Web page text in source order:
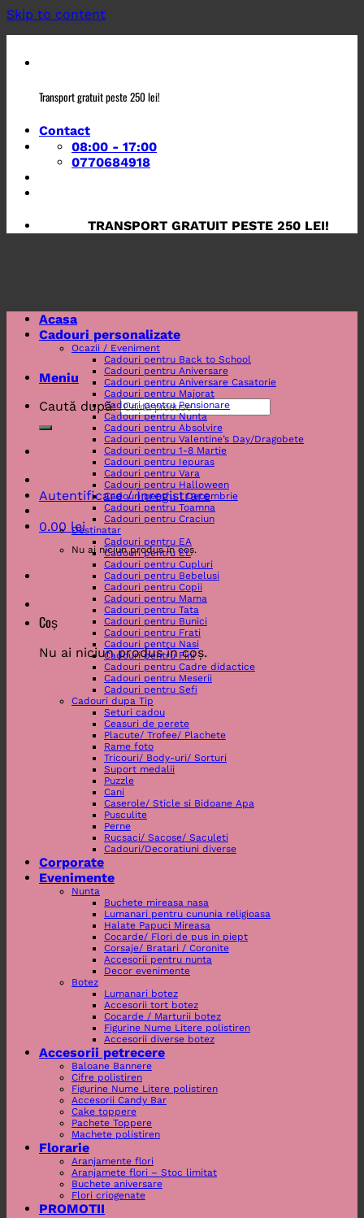
Skip to content
Transport gratuit peste 250 lei!
Contact
08:00 - 17:00
0770684918
TRANSPORT GRATUIT PESTE 250 LEI!
Meniu
Caută după:
Autentificare / Înregistrare
0.00 lei
Nu ai niciun produs în coș.
Coș
Nu ai niciun produs în coș.
Acasa
Cadouri personalizate
Ocazii / Eveniment
Cadouri pentru Back to School
Cadouri pentru Aniversare
Cadouri pentru Aniversare Casatorie
Cadouri pentru Majorat
Cadouri pentru Pensionare
Cadouri pentru Nunta
Cadouri pentru Absolvire
Cadouri pentru Valentine’s Day/Dragobete
Cadouri pentru 1-8 Martie
Cadouri pentru Iepuras
Cadouri pentru Vara
Cadouri pentru Halloween
Cadouri pentru 1 Decembrie
Cadouri pentru Toamna
Cadouri pentru Craciun
Destinatar
Cadouri pentru EA
Cadouri pentru EL
Cadouri pentru Cupluri
Cadouri pentru Bebelusi
Cadouri pentru Copii
Cadouri pentru Mama
Cadouri pentru Tata
Cadouri pentru Bunici
Cadouri pentru Frati
Cadouri pentru Nasi
Cadouri pentru Fini
Cadouri pentru Cadre didactice
Cadouri pentru Meserii
Cadouri pentru Sefi
Cadouri dupa Tip
Seturi cadou
Ceasuri de perete
Placute/ Trofee/ Plachete
Rame foto
Tricouri/ Body-uri/ Sorturi
Suport medalii
Puzzle
Cani
Caserole/ Sticle si Bidoane Apa
Pusculite
Perne
Rucsaci/ Sacose/ Saculeti
Cadouri/Decoratiuni diverse
Corporate
Evenimente
Nunta
Buchete mireasa nasa
Lumanari pentru cununia religioasa
Halate Papuci Mireasa
Cocarde/ Flori de pus in piept
Corsaje/ Bratari / Coronite
Accesorii pentru nunta
Decor evenimente
Botez
Lumanari botez
Accesorii tort botez
Cocarde / Marturii botez
Figurine Nume Litere polistiren
Accesorii diverse botez
Accesorii petrecere
Baloane Bannere
Cifre polistiren
Figurine Nume Litere polistiren
Accesorii Candy Bar
Cake toppere
Pachete Toppere
Machete polistiren
Florarie
Aranjamente flori
Aranjamete flori – Stoc limitat
Buchete aniversare
Flori criogenate
PROMOTII